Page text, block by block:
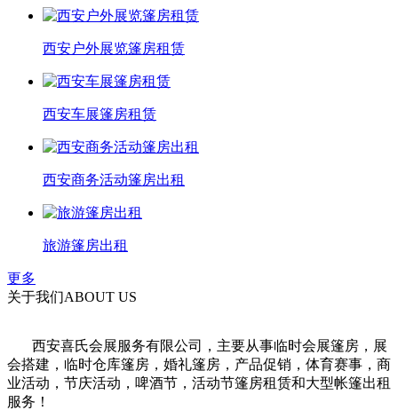
西安户外展览篷房租赁
西安车展篷房租赁
西安商务活动篷房出租
旅游篷房出租
更多
关于我们ABOUT US
西安喜氏会展服务有限公司 ， 主要从事临时会展篷房，展
会搭建，临时仓库篷房，婚礼篷房，产品促销，体育赛事，商
业活动，节庆活动，啤酒节，活动节篷房租赁和大型帐篷出租
服务！